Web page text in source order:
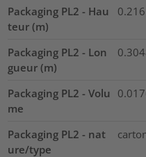
Packaging PL2 - Hau
teur (m)
0.216
Packaging PL2 - Lon
gueur (m)
Packaging PL2 - Volu
me
Packaging PL2 - nat
ure/type